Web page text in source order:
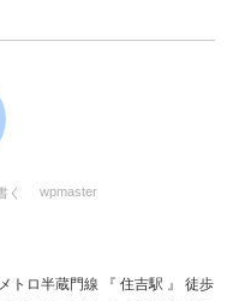
く wpmaster
トロ半蔵門線 『 住吉駅 』 徒歩